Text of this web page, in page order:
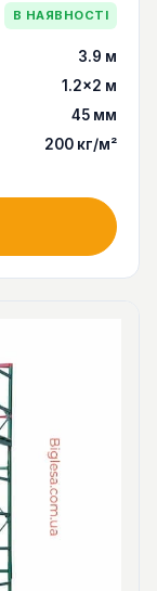
В НАЯВНОСТІ
3.9 м
1.2×2 м
45 мм
200 кг/м²